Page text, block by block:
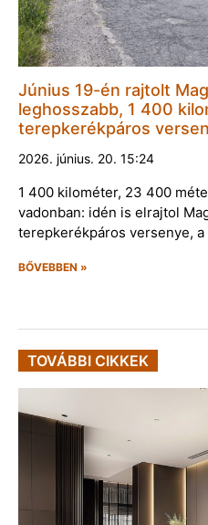
Június 19-én rajtolt
leghosszabb, 1 400
terepkerékpáros
2026. június. 20. 15:24
1 400 kilométer, 23 400
vadonban: idén is elrajtol
terepkerékpáros versenye,
BŐVEBBEN »
TOVÁBBI CIKKEK